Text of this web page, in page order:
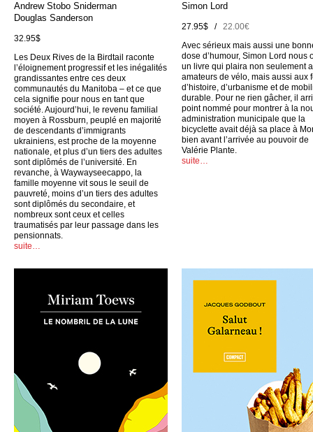
Andrew Stobo Sniderman
Douglas Sanderson
32.95$
Les Deux Rives de la Birdtail raconte
l’éloignement progressif et les inégalités
grandissantes entre ces deux
communautés du Manitoba – et ce que
cela signifie pour nous en tant que
société. Aujourd’hui, le revenu familial
moyen à Rossburn, peuplé en majorité
de descendants d’immigrants
ukrainiens, est proche de la moyenne
nationale, et plus d’un tiers des adultes
sont diplômés de l’université. En
revanche, à Waywayseecappo, la
famille moyenne vit sous le seuil de
pauvreté, moins d’un tiers des adultes
sont diplômés du secondaire, et
nombreux sont ceux et celles
traumatisés par leur passage dans les
pensionnats.
suite…
Simon Lord
27.95$ /22.00€
Avec sérieux mais aussi une
dose d’humour, Simon Lord nous
un livre qui plaira non seulement
amateurs de vélo, mais aussi aux
d’histoire, d’urbanisme et de
durable. Pour ne rien gâcher, il
point nommé pour montrer à la
administration municipale que la
bicyclette avait déjà sa place à
bien avant l’arrivée au pouvoir de
Valérie Plante.
suite…